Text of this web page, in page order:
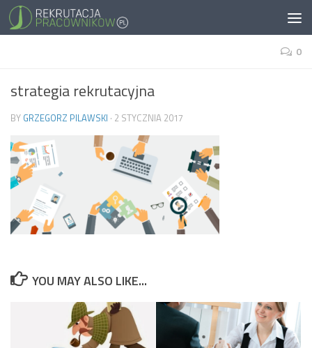
0
strategia rekrutacyjna
BY GRZEGORZ PILAWSKI · 2 STYCZNIA 2017
YOU MAY ALSO LIKE...